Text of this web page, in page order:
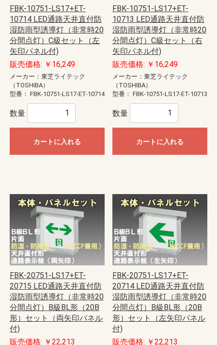
FBK-10751-LS17+ET-
10714 LED通路天井直付防
湿防雨型誘導灯（非常時20
分間点灯）C級セット（左
矢印パネル付)
販売価格: ￥16,249
メーカー：東芝ライテック
（TOSHIBA）
型番： FBK-10751-LS17-ET-10714
数量
カートに入れる
FBK-10751-LS17+ET-
10713 LED通路天井直付防
湿防雨型誘導灯（非常時20
分間点灯）C級セット（右
矢印パネル付)
販売価格: ￥16,249
メーカー：東芝ライテック
（TOSHIBA）
型番： FBK-10751-LS17-ET-10713
数量
カートに入れる
FBK-20751-LS17+ET-
20715 LED通路天井直付防
湿防雨型誘導灯（非常時20
分間点灯）B級BL形（20B
形）セット（両矢印パネル
付)
販売価格: ￥22,213
FBK-20751-LS17+ET-
20714 LED通路天井直付防
湿防雨型誘導灯（非常時20
分間点灯）B級BL形（20B
形）セット（左矢印パネル
付)
販売価格: ￥22,213